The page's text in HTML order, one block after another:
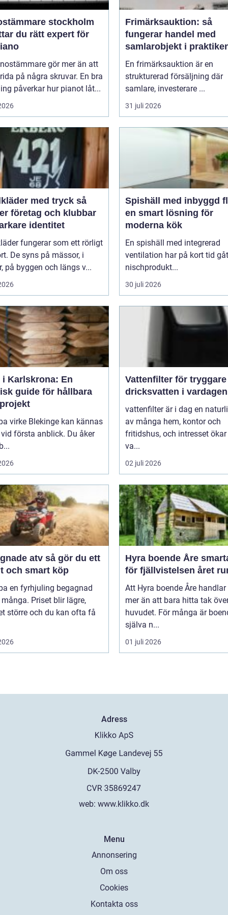
stockholm
du rätt expert för
gör mer än att
på några skruvar. En bra
påverkar hur pianot låt...
Frimärksauktion: så
fungerar handel med
samlarobjekt i
En frimärksauktion är en
strukturerad försäljning där
samlare, investerare ...
31 juli 2026
med tryck så
företag och klubbar
identitet
fungerar som ett rörligt
De syns på mässor, i
på byggen och längs v...
Spishäll med inbyggd
en smart lösning för
moderna kök
En spishäll med integrerad
ventilation har på kort tid
nischprodukt...
30 juli 2026
i Karlskrona: En
guide för hållbara
virke Blekinge kan kännas
första anblick. Du åker
Vattenfilter för tryggare
dricksvatten i vardagen
vattenfilter är i dag en
av många hem, kontor och
fritidshus, och intresset
va...
02 juli 2026
atv så gör du ett
och smart köp
en fyrhjuling begagnad
Priset blir lägre,
större och du kan ofta få
Hyra boende Åre smarta val
för fjällvistelsen året
Att Hyra boende Åre
mer än att bara hitta tak
huvudet. För många är
själva n...
01 juli 2026
Adress
web: www.klikko.dk
Menu
Annonsering
Om oss
Cookies
Kontakta oss